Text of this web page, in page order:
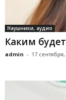
Наушники, аудио
Каким
admin - 17 сентября,